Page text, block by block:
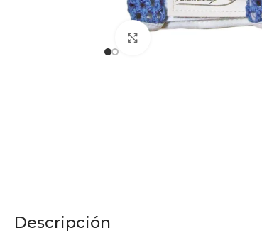
Descripción